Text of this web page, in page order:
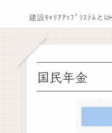
建設ｷｬﾘｱｱｯﾌﾟｼｽﾃﾑとは
国民年金